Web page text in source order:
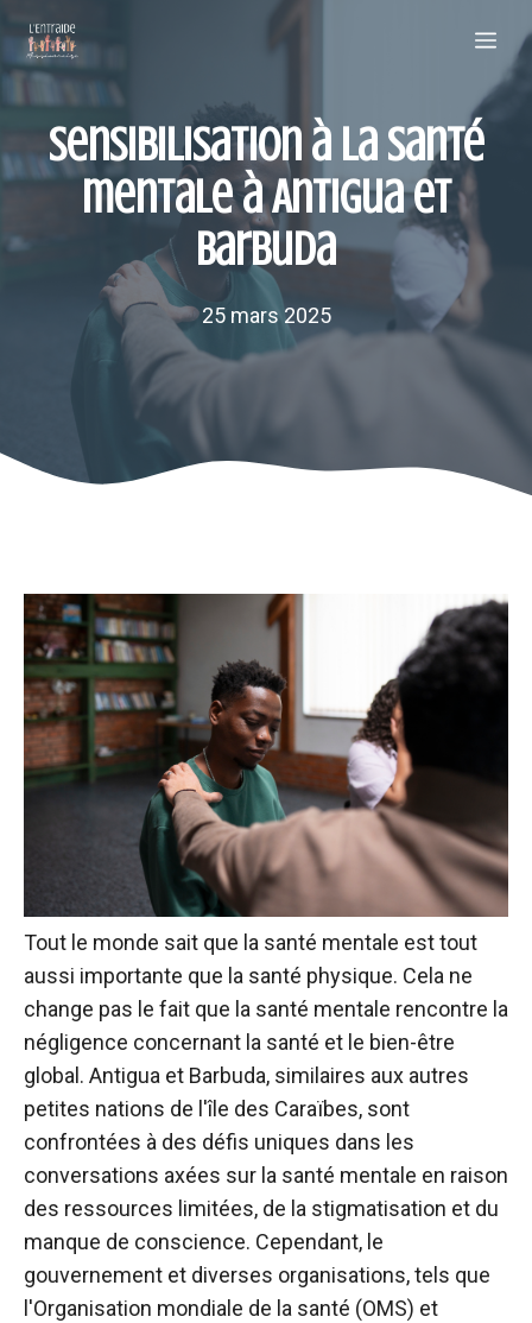
contenu
Sensibilisation à la santé
mentale à Antigua et
Barbuda
25 mars 2025
Tout le monde sait que la santé mentale est tout
aussi importante que la santé physique. Cela ne
change pas le fait que la santé mentale rencontre la
négligence concernant la santé et le bien-être
global. Antigua et Barbuda, similaires aux autres
petites nations de l'île des Caraïbes, sont
confrontées à des défis uniques dans les
conversations axées sur la santé mentale en raison
des ressources limitées, de la stigmatisation et du
manque de conscience. Cependant, le
gouvernement et diverses organisations, tels que
l'Organisation mondiale de la santé (OMS) et